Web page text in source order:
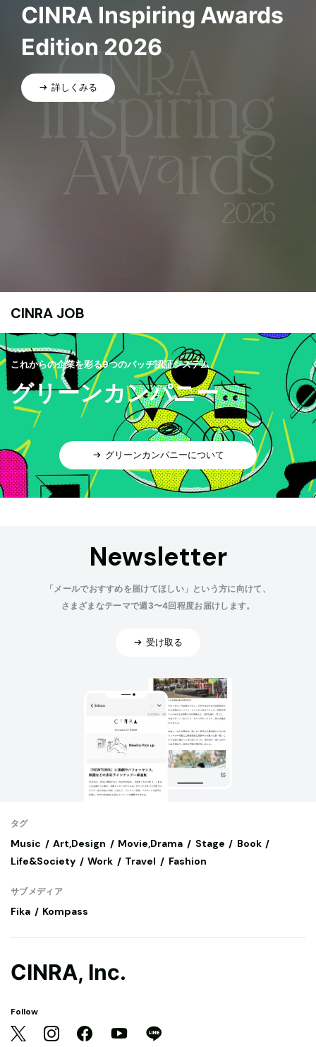
CINRA Inspiring Awards
Edition 2026
詳しくみる
CINRA JOB
これからの企業を彩る9つのバッヂ認証システム
グリーンカンパニー
グリーンカンパニーについて
Newsletter
「メールでおすすめを届けてほしい」という方に向けて、
さまざまなテーマで週3〜4回程度お届けします。
受け取る
タグ
Music Art,Design Movie,Drama Stage
Book
Life&Society
Work Travel Fashion
サブメディア
Fika Kompass
CINRA, Inc.
Follow